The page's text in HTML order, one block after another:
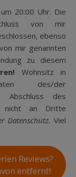
20:00 Uhr. Die
von mir
ebenso
mir genannten
zu diesem
Wohnsitz in
des/der
Abschluss des
nicht an Dritte
Datenschutz. Viel
Reviews?
entfernt!